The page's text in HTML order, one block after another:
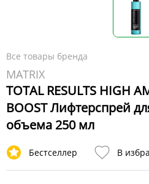
Все товары бренда
MATRIX
TOTAL RESULTS HIGH
BOOST Лифтерспрей
объема 250 мл
Бестселлер В